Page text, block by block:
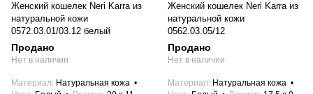
Женский кошелек Neri Karra из
натуральной кожи
0572.03.01/03.12 белый
Продано
Нет в наличии
Материал
Натуральная кожа
Женский кошелек Neri Karra из
натуральной кожи
0562.03.05/12
Продано
Нет в наличии
Материал
Натуральная кожа